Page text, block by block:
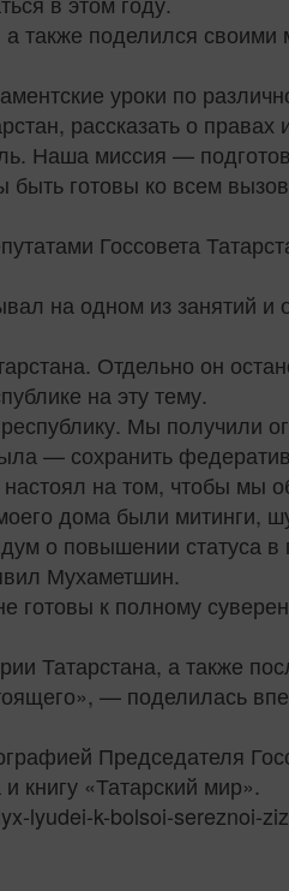
а также поделился
уроки по
рассказать о правах
Наша миссия —
готовы ко всем
Госсовета
на одном из занятий и
Отдельно он
на эту тему.
Мы получили
— сохранить
на том, чтобы мы
дома были митинги,
о повышении статуса в
Мухаметшин.
к полному
Татарстана, а также
— поделилась
Председателя
книгу «Татарский мир».
lyudei-k-bolsoi-sereznoi-